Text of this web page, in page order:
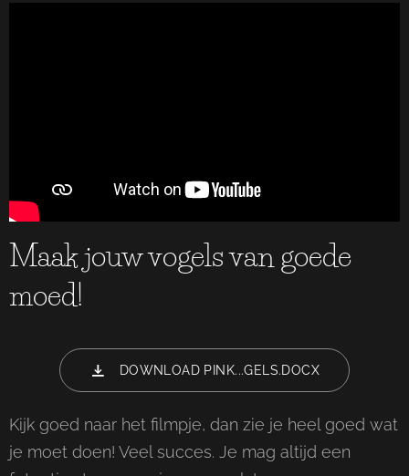
Maak jouw vogels van goede
moed!
DOWNLOAD PINK...GELS.DOCX
Kijk goed naar het filmpje, dan zie je heel goed wat
je moet doen! Veel succes. Je mag altijd een